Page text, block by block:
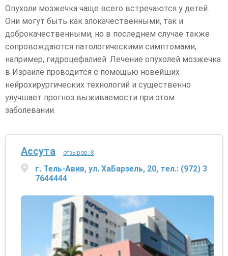
День 3. Формирование плана лечения
Преимущества клиник Израиля при лечении
опухолей мозжечка
Ведущие врачи и клиники
Цены на лечение опухолей мозжечка в Израиле
Рекомендованные специалисты (Опухоль мозжечка)
Опухоли мозжечка чаще всего встречаются у детей.
Они могут быть как злокачественными, так и
доброкачественными, но в последнем случае также
сопровождаются патологическими симптомами,
например, гидроцефалией. Лечение опухолей мозжечка
в Израиле проводится с помощью новейших
нейрохирургических технологий и существенно
улучшает прогноз выживаемости при этом
заболевании.
Ассута отзывов: 8
г. Тель-Авив, ул. ХаБарзель, 20, тел.: (972) 3
7644444